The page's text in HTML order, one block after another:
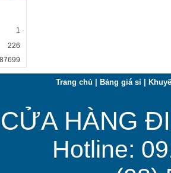
1
226
87699
Trang chủ Bảng giá sỉ
CỬA HÀNG
Hotline: